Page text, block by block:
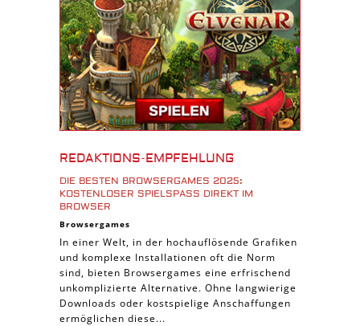
3D Spiele
Tablet Spiele
Android Spiele
iPhone Spiele
iOS Spiele
iPad Spiele
Denk Spiele
Piraten Spiele
Sport Spiele
Pferde Spiele
Simulation Spiele
REDAKTIONS-EMPFEHLUNG
DIE BESTEN BROWSERGAMES 2025:
KOSTENLOSER SPIELSPASS DIREKT IM B
ROWSER
Browsergames
In einer Welt, in der hochauflösende Grafiken
und komplexe Installationen oft die Norm
sind, bieten Browsergames eine erfrischend
unkomplizierte Alternative. Ohne langwierige
Downloads oder kostspielige Anschaffungen
ermöglichen diese...